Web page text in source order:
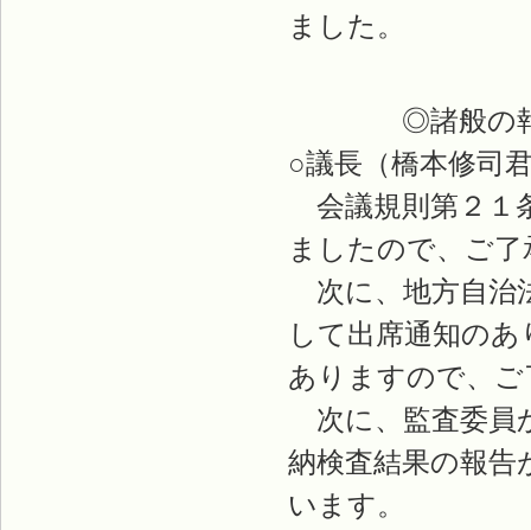
ました。
◎諸般の
○議長（橋本修司
会議規則第２１
ましたので、ご
次に、地方自治
して出席通知の
ありますので、
次に、監査委員
納検査結果の報
います。